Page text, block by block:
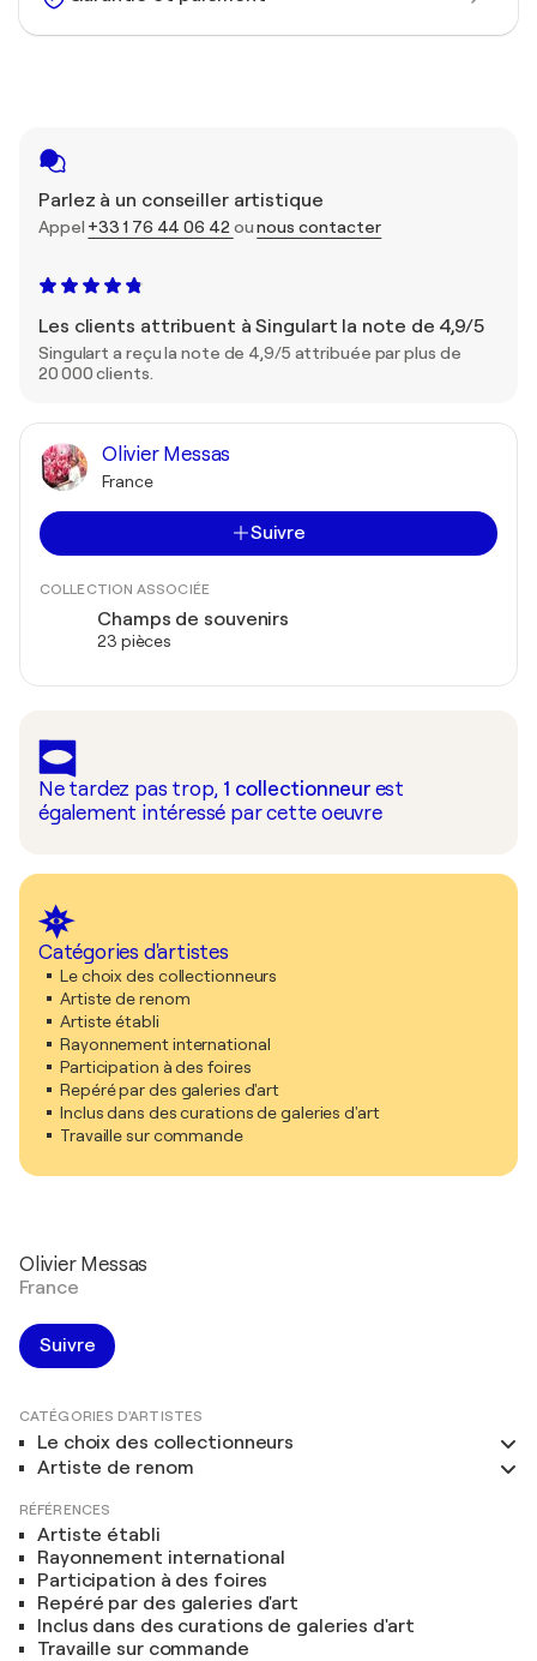
Parlez à un conseiller artistique
Appel +33 1 76 44 06 42 ounous contacter
Les clients attribuent à Singulart la note de 4,9/5
Singulart a reçu la note de 4,9/5 attribuée par plus de
20 000 clients.
Olivier Messas
France
Suivre
COLLECTION ASSOCIÉE
Champs de souvenirs
23 pièces
Ne tardez pas trop, 1 collectionneur est
également intéressé par cette oeuvre
Catégories d'artistes
Le choix des collectionneurs
Artiste de renom
Artiste établi
Rayonnement international
Participation à des foires
Repéré par des galeries d'art
Inclus dans des curations de galeries d'art
Travaille sur commande
Olivier Messas
France
Suivre
CATÉGORIES D'ARTISTES
Le choix des collectionneurs
Artiste de renom
RÉFÉRENCES
Artiste établi
Rayonnement international
Participation à des foires
Repéré par des galeries d'art
Inclus dans des curations de galeries d'art
Travaille sur commande